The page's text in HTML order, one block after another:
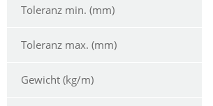
Toleranz min. (mm)
Toleranz max. (mm)
Gewicht (kg/m)